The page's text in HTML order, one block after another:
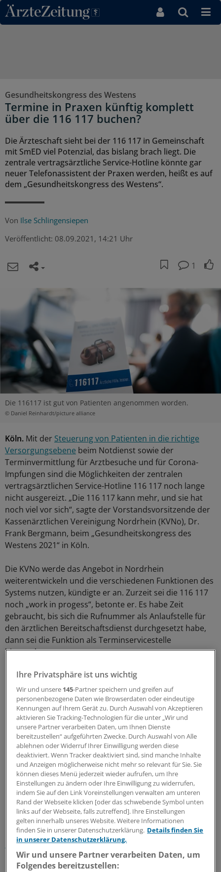
Direkt zum Inhaltsbereich
Gesundheitskongress des Westens
Termine in Praxen künftig komplett
über die 116 117 buchen?
Die Ärzteschaft sieht bei der 116 117 in Gemeinschaft
mit SmED viel Potenzial, das bislang brach liegt. Die
zentrale vertragsärztliche Service-Hotline könnte gar
neuer Telefonassistent der Praxen werden, heißt es auf
dem „Gesundheitskongress des Westens“.
Von Ilse Schlingensiepen
Veröffentlicht: 08.09.2021, 14:21 Uhr
1
Die 116117 ist gut von Patienten angenommen worden.
© Daniel Reinhardt/picture alliance
Köln. Mit der Steuerung von Patienten in die richtige
Versorgungsebene beim Notdienst sowie der
Terminvermittlung für Arztbesuche und für Corona-
Impfungen sind die Möglichkeiten der zentralen
vertragsärztlichen Service-Hotline 116 117 noch lange
nicht ausgereizt. „Die 116 117 kann mehr, und sie hat
noch viel vor sich“, sagte der Vorstandsvorsitzende der
Kassenärztlichen Vereinigung Nordrhein (KVNo), Dr.
Frank Bergmann, beim „Gesundheitskongress des
Westens 2021“ in Köln.
Die KVNo werde das Angebot in Nordrhein
weiterentwickeln und die verschiedenen Funktionen des
Systems nutzen, kündigte er an. Zurzeit sei die 116 117
noch „work in progess“, betonte er. Es habe Zeit
gebraucht, bis sich die Rufnummer als Anlaufstelle für
den ärztlichen Bereitschaftsdienst durchgesetzt habe,
dann sei die Funktion als Terminservicestelle
hinzugekommen.
Diese Funktionen sollen kontinuierlich weiterentwickelt
und verbessert werden, betonte Bergmann. Gleichzeitig
kommen neue Angebote wie die„Strukturierte
medizinische Ersteinschätzung in Deutschland“ (SmED)
hinzu.
Ihre Privatsphäre ist uns wichtig
Wir und unsere 145-Partner speichern und greifen auf
personenbezogene Daten wie Browserdaten oder eindeutige
Kennungen auf Ihrem Gerät zu. Durch Auswahl von Akzeptieren
aktivieren Sie Tracking-Technologien für die unter „Wir und
unsere Partner verarbeiten Daten, um Ihnen Dienste
bereitzustellen“ aufgeführten Zwecke. Durch Auswahl von Alle
ablehnen oder Widerruf Ihrer Einwilligung werden diese
deaktiviert. Wenn Tracker deaktiviert sind, sind manche Inhalte
und Anzeigen möglicherweise nicht mehr so relevant für Sie. Sie
können dieses Menü jederzeit wieder aufrufen, um Ihre
Einstellungen zu ändern oder Ihre Einwilligung zu widerrufen,
indem Sie auf den Link Voreinstellungen verwalten am unteren
Rand der Webseite klicken [oder das schwebende Symbol unten
links auf der Webseite, falls zutreffend]. Ihre Einstellungen
gelten innerhalb unseres Website. Weitere Informationen
finden Sie in unserer Datenschutzerklärung. Details finden Sie
in unserer Datenschutzerklärung.
Wir und unsere Partner verarbeiten Daten, um
Folgendes bereitzustellen: